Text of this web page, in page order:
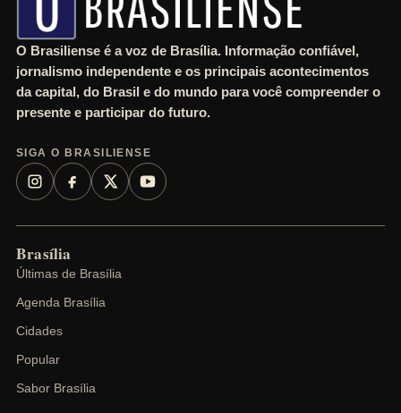
O Brasiliense é a voz de Brasília. Informação confiável,
jornalismo independente e os principais acontecimentos
da capital, do Brasil e do mundo para você compreender o
presente e participar do futuro.
SIGA O BRASILIENSE
Brasília
Últimas de Brasília
Agenda Brasília
Cidades
Popular
Sabor Brasília